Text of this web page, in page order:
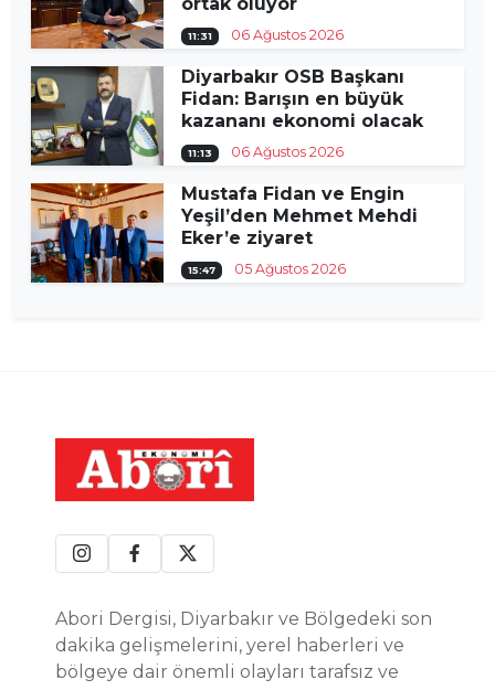
11:31 06 Ağustos 2026
Diyarbakır OSB Başkanı
Fidan: Barışın en büyük
kazananı ekonomi olacak
11:13 06 Ağustos 2026
Mustafa Fidan ve Engin
Yeşil’den Mehmet Mehdi
Eker’e ziyaret
15:47 05 Ağustos 2026
Abori Dergisi, Diyarbakır ve Bölgedeki son
dakika gelişmelerini, yerel haberleri ve
bölgeye dair önemli olayları tarafsız ve